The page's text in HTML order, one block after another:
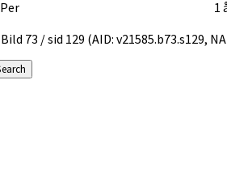
Per
1
73 / sid 129 (AID: v21585.b73.s129,